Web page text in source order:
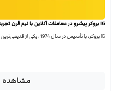
IG بروکر پیشرو در معاملات آنلاین با نیم قرن تجربه
IG بروکر، با تأسیس در سال 1974، یکی از قدیمی‌ترین و معتبرترین بروکرهای فارکس
مشاهده